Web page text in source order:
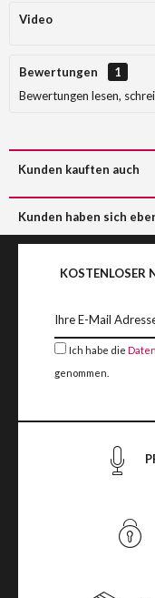
Video
Bewertungen
1
Bewertungen lesen,
Kunden kauften auch
Kunden haben sich
KOSTENLOSER
Ich habe die
genommen.